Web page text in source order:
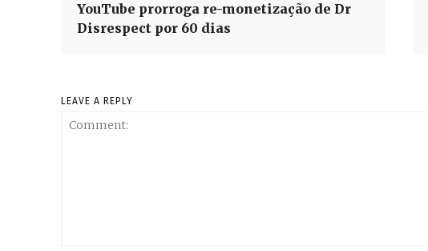
YouTube prorroga re-monetização de Dr
Disrespect por 60 dias
LEAVE A REPLY